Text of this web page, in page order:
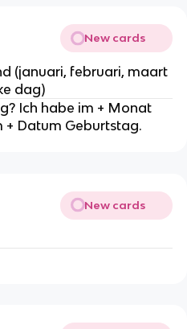
New cards
(januari, februari, maart
dag)
Ich habe im + Monat
+ Datum Geburtstag.
New cards